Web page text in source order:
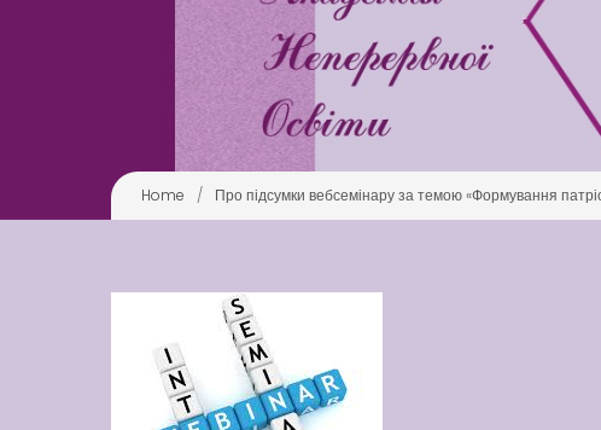
Home / Про підсумки вебсемінару за темою «Формування